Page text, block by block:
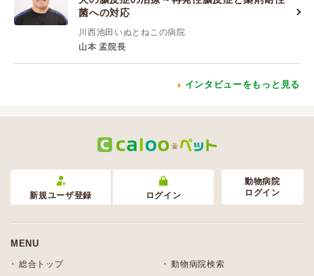
菌への対応
川西池田いぬとねこの病院
山本 孟院長
インタビューをもっと見る
新規ユーザ登録 ログイン
動物病院
ログイン
MENU
総合トップ 動物病院検索